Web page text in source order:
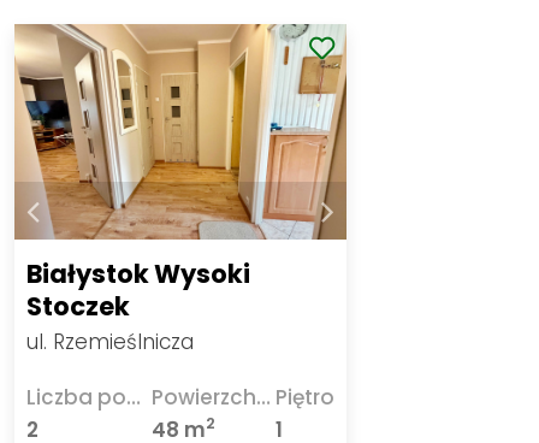
Białystok Wysoki
Stoczek
ul. Rzemieślnicza
Liczba pokoi
2
Powierzchnia
48 m2
Piętro
1